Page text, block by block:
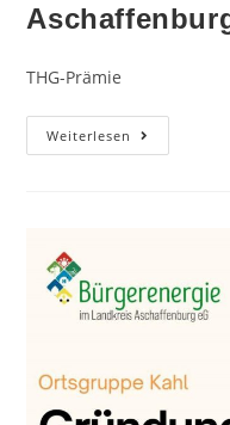
THG-Prämie
Weiterlesen